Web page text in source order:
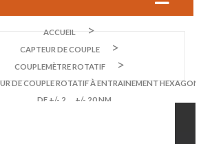
ACCUEIL
CAPTEUR DE COUPLE
COUPLEMÈTRE ROTATIF
DE COUPLE ROTATIF À ENTRAINEMENT
DE +/- 2 ... +/- 20 NM